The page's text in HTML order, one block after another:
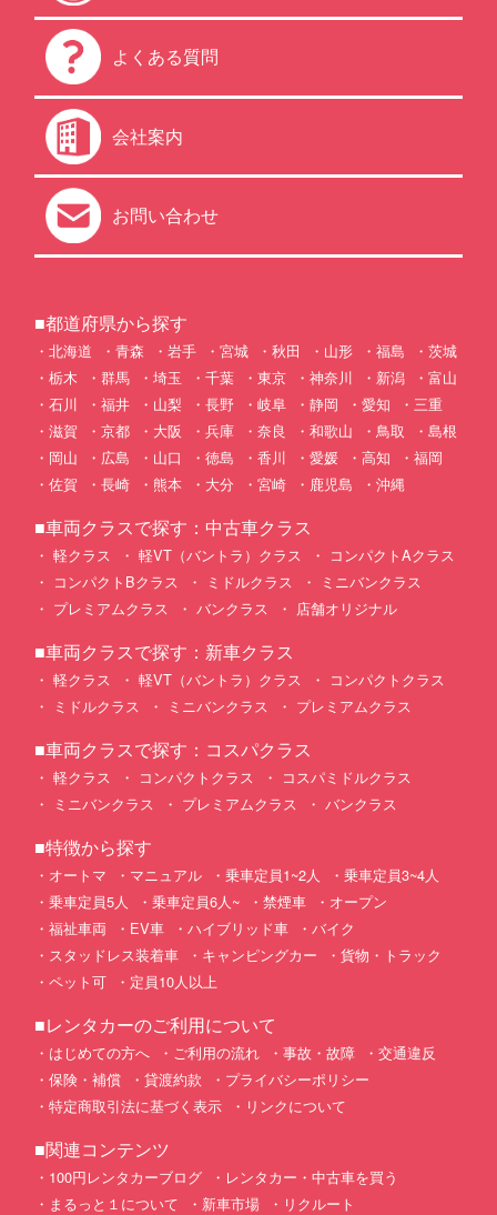
よくある質問
会社案内
お問い合わせ
■都道府県から探す
北海道 青森 岩手 宮城 秋田 山形 福島
茨城
栃木
群馬 埼玉 千葉 東京 神奈川 新潟
富山
石川
福井 山梨 長野 岐阜 静岡 愛知
三重
滋賀
京都 大阪 兵庫 奈良 和歌山 鳥取
島根
岡山
広島 山口 徳島 香川 愛媛 高知
福岡
佐賀
長崎 熊本 大分 宮崎 鹿児島 沖縄
■車両クラスで探す：中古車クラス
軽クラス 軽VT（バントラ）クラス
コンパクトAクラス
コンパクトBクラス
ミドルクラス
ミニバンクラス
プレミアムクラス
バンクラス 店舗オリジナル
■車両クラスで探す：新車クラス
軽クラス 軽VT（バントラ）クラス
コンパクトクラス
ミドルクラス
ミニバンクラス プレミアムクラス
■車両クラスで探す：コスパクラス
軽クラス コンパクトクラス
コスパミドルクラス
ミニバンクラス
プレミアムクラス バンクラス
■特徴から探す
オートマ マニュアル 乗車定員1~2人
乗車定員3~4人
乗車定員5人
乗車定員6人~ 禁煙車
オープン
福祉車両
EV車 ハイブリッド車
バイク
スタッドレス装着車
キャンピングカー
貨物・トラック
ペット可
定員10人以上
■レンタカーのご利用について
はじめての方へ ご利用の流れ 事故・故障
交通違反
保険・補償
貸渡約款
プライバシーポリシー
特定商取引法に基づく表示
リンクについて
■関連コンテンツ
100円レンタカーブログ
レンタカー・中古車を買う
まるっと１について
新車市場 リクルート